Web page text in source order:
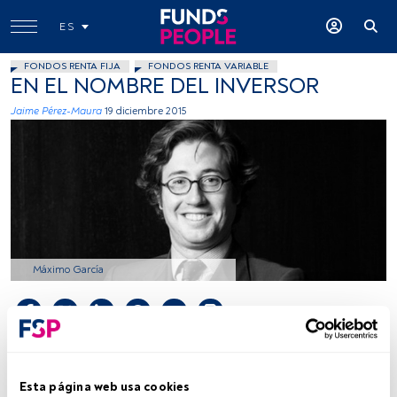
Esta página web usa cookies
ES
FONDOS RENTA FIJA FONDOS RENTA VARIABLE
EN EL NOMBRE DEL INVERSOR
Jaime Pérez-Maura 19 diciembre 2015
Máximo García
Tiempo lectura:
En el mundo de la operativa con fondos siempre ha existo